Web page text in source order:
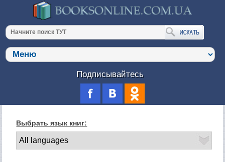
Подписывайтесь
Выбрать язык книг: